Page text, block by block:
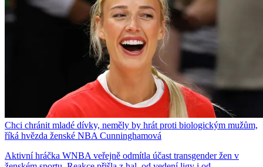
Chci chránit mladé dívky, neměly by hrát proti biologickým mužům,
říká hvězda ženské NBA Cunninghamová
Aktivní hráčka WNBA veřejně odmítla účast transgender žen v